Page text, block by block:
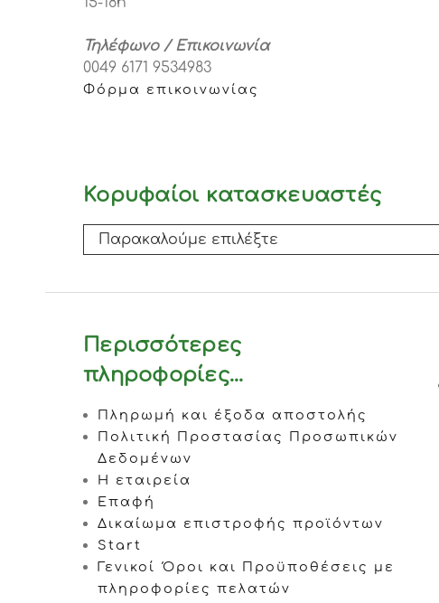
Τηλέφωνο / Επικοινωνία
0049 6171 9534983
Φόρμα επικοινωνίας
Κορυφαίοι κατασκευαστές
Περισσότερες
πληροφορίες...
Πληρωμή και έξοδα αποστολής
Πολιτική Προστασίας Προσωπικών
Δεδομένων
Η εταιρεία
Επαφή
Δικαίωμα επιστροφής προϊόντων
Start
Γενικοί Όροι και Προϋποθέσεις με
πληροφορίες πελατών